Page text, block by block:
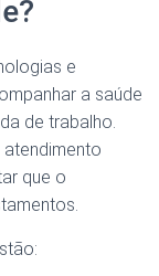
e
a saúde
de trabalho.
que o